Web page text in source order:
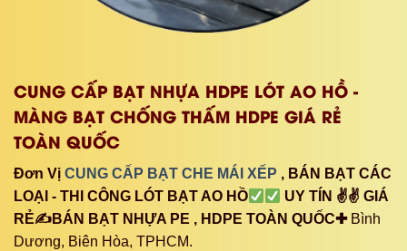
CUNG CẤP BẠT NHỰA HDPE LÓT AO HỒ -
MÀNG BẠT CHỐNG THẤM HDPE GIÁ RẺ
TOÀN QUỐC
Đơn Vị CUNG CẤP BẠT CHE MÁI XẾP , BÁN BẠT CÁC
LOẠI - THI CÔNG LÓT BẠT AO HỒ
UY TÍN ✌✌ GIÁ
RẺ✍BÁN BẠT NHỰA PE , HDPE TOÀN QUỐC✚Bình
Dương, Biên Hòa, TPHCM.